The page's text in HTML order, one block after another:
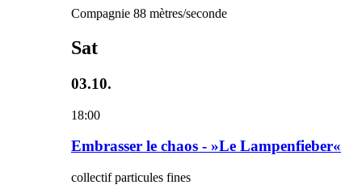
Compagnie 88 mètres/seconde
Sat
03.10.
18:00
Embrasser le chaos - »Le Lampenfieber«
collectif particules fines